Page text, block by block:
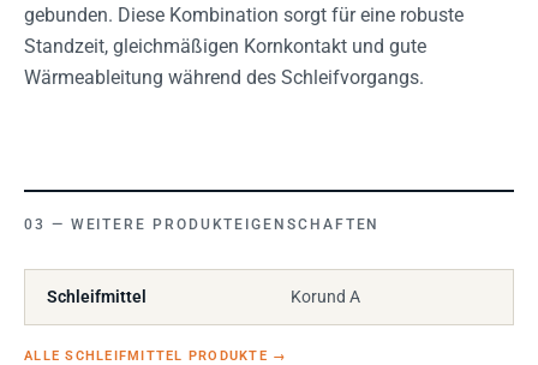
gebunden. Diese Kombination sorgt für eine robuste
Standzeit, gleichmäßigen Kornkontakt und gute
Wärmeableitung während des Schleifvorgangs.
WEITERE PRODUKTEIGENSCHAFTEN
Schleifmittel Korund A
ALLE SCHLEIFMITTEL PRODUKTE →